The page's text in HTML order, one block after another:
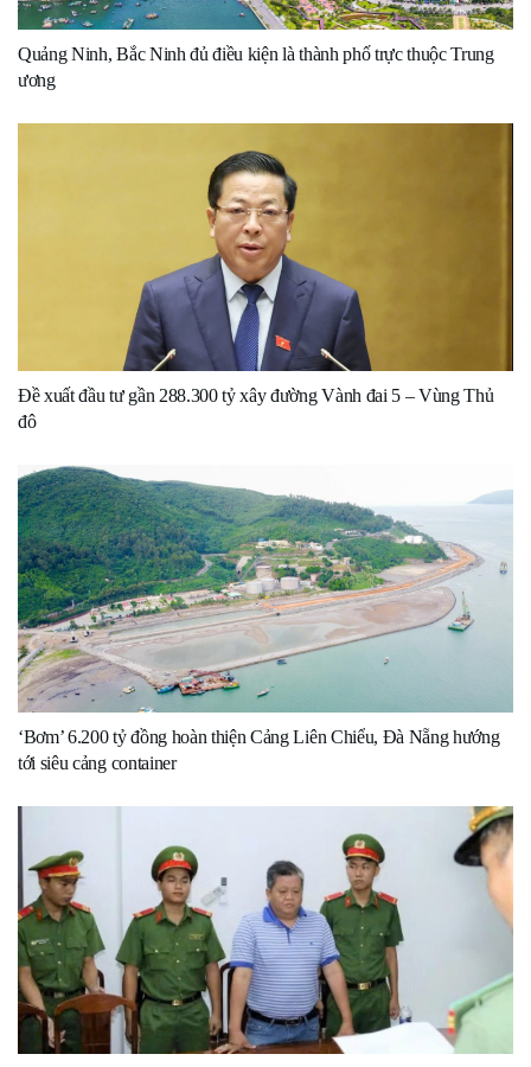
Quảng Ninh, Bắc Ninh đủ điều kiện là thành phố trực thuộc Trung
ương
Đề xuất đầu tư gần 288.300 tỷ xây đường Vành đai 5 – Vùng Thủ
đô
‘Bơm’ 6.200 tỷ đồng hoàn thiện Cảng Liên Chiểu, Đà Nẵng hướng
tới siêu cảng container